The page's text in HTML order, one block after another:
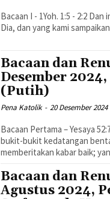
Bacaan I - 1Yoh. 1:5 - 2:2 Dan inilah berita, yang telah kami dengar dari
Dia, dan yang kami
Bacaan dan
Desember
(Putih)
Pena Katolik - 20 Desember 2024
Bacaan Pertama – Yesaya 52:7-10 O betapa indah kelihatan
bukit-bukit kedatangan
Bacaan dan
Agustus 2024,